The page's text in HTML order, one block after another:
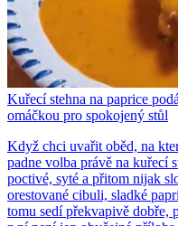
Kuřecí stehna na paprice
omáčkou pro spokojený stůl
Když chci uvařit oběd, na
padne volba právě na kuřecí
poctivé, syté a přitom nijak
orestované cibuli, sladké
tomu sedí překvapivě dobře,